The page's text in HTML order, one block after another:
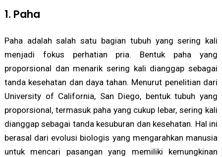
1. Paha
Paha adalah salah satu bagian tubuh yang sering kali
menjadi fokus perhatian pria. Bentuk paha yang
proporsional dan menarik sering kali dianggap sebagai
tanda kesehatan dan daya tahan. Menurut penelitian dari
University of California, San Diego, bentuk tubuh yang
proporsional, termasuk paha yang cukup lebar, sering kali
dianggap sebagai tanda kesuburan dan kesehatan. Hal ini
berasal dari evolusi biologis yang mengarahkan manusia
untuk mencari pasangan yang memiliki kemungkinan